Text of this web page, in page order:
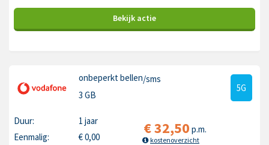
Bekijk actie
onbeperkt bellen/sms
3 GB
5G
Duur:
1 jaar
Eenmalig:
€0,00 €32,50 p.m.
kostenoverzicht